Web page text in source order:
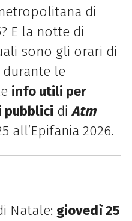
di
E la notte di
sono gli orari di
le
info utili per
pubblici di Atm
all’Epifania 2026.
Natale: giovedì 25